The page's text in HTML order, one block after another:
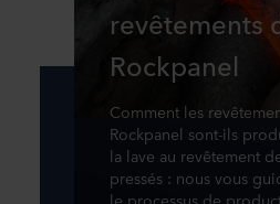
revêtements
Rockpanel
Comment les
Rockpanel sont-ils
la lave au revêtement
pressés : nous vous
le processus de